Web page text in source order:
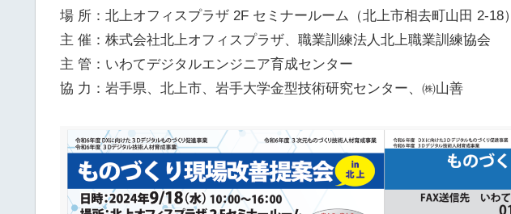
場 所：北上オフィスプラザ 2F セミナールーム（北上市相去町山田 2-18）
主 催：株式会社北上オフィスプラザ、職業訓練法人北上職業訓練協会
主 管：いわてデジタルエンジニア育成センター
協 力：岩手県、北上市、岩手大学金型技術研究センター、㈱山善